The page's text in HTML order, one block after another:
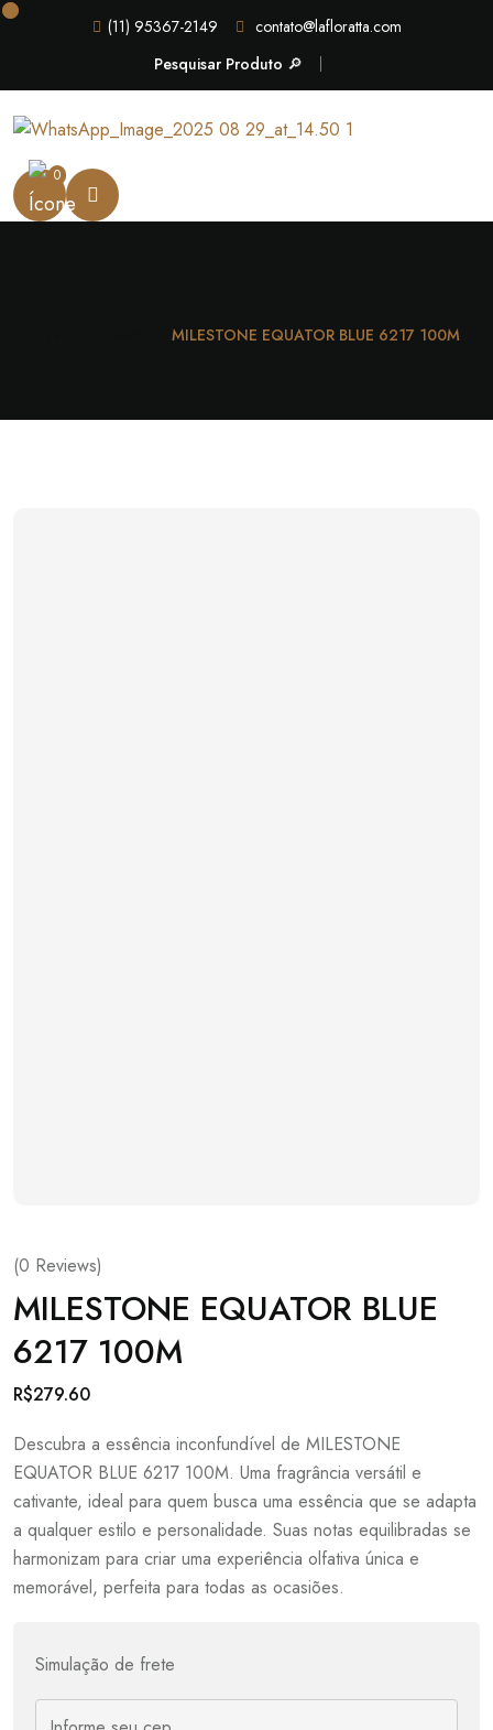
(11) 95367-2149
contato@lafloratta.com
Pesquisar Produto 🔎
0
MILESTONE EQUATOR BLUE 6217 100M
(0 Reviews)
MILESTONE EQUATOR BLUE
6217 100M
R$279.60
Descubra a essência inconfundível de MILESTONE
EQUATOR BLUE 6217 100M. Uma fragrância versátil e
cativante, ideal para quem busca uma essência que se adapta
a qualquer estilo e personalidade. Suas notas equilibradas se
harmonizam para criar uma experiência olfativa única e
memorável, perfeita para todas as ocasiões.
Simulação de frete